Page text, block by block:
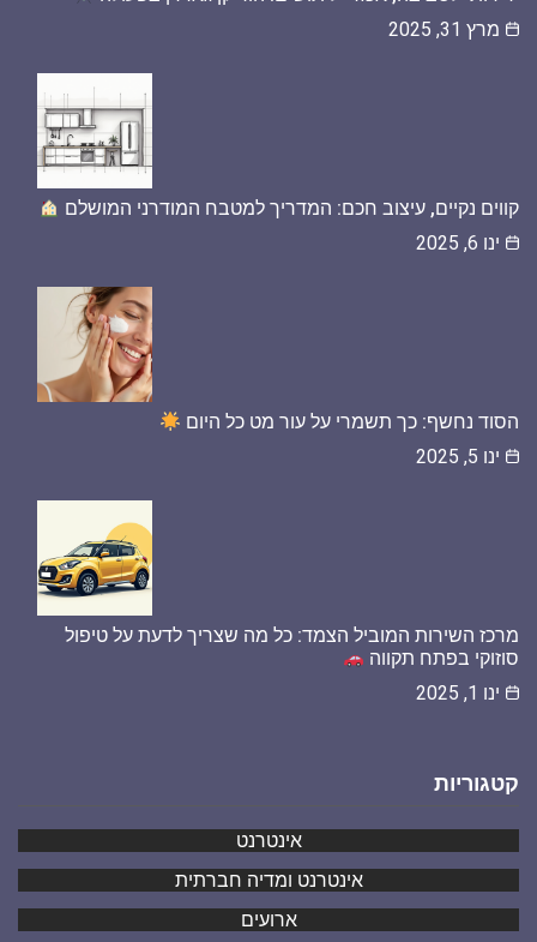
מרץ 31, 2025
קווים נקיים, עיצוב חכם: המדריך למטבח המודרני המושלם
ינו 6, 2025
הסוד נחשף: כך תשמרי על עור מט כל היום
ינו 5, 2025
מרכז השירות המוביל הצמד: כל מה שצריך לדעת על טיפול
סוזוקי בפתח תקווה
ינו 1, 2025
קטגוריות
אינטרנט
אינטרנט ומדיה חברתית
ארועים